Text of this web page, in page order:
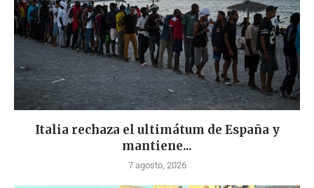
Italia rechaza el ultimátum de España y
mantiene...
7 agosto, 2026